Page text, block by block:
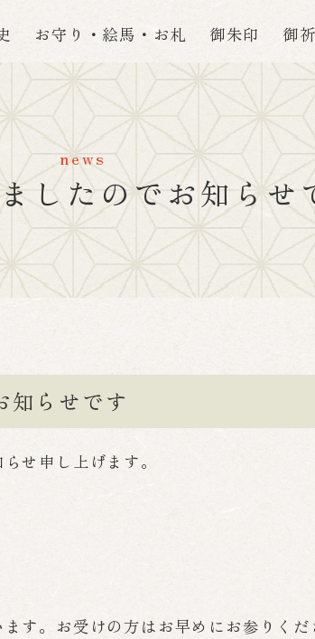
お守り・絵馬・お札 御朱印 御
news
したのでお知らせ
知らせです
せ申し上げます。
す。お受けの方はお早めにお参りくだ